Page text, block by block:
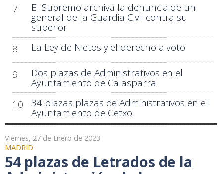
7
El Supremo archiva la denuncia de un
general de la Guardia Civil contra su
superior
8
La Ley de Nietos y el derecho a voto
9 Dos plazas de Administrativos en el
Ayuntamiento de Calasparra
10
34 plazas plazas de Administrativos en el
Ayuntamiento de Getxo
Viernes, 27 de Enero de 2023
MADRID
54 plazas de Letrados de la